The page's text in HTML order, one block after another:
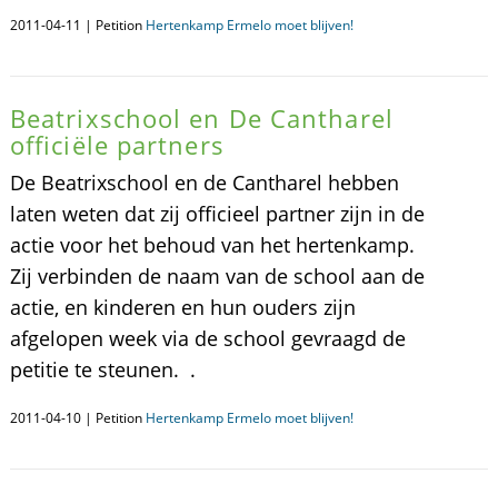
2011-04-11 | Petition Hertenkamp Ermelo moet blijven!
Beatrixschool en De Cantharel
officiële partners
De Beatrixschool en de Cantharel hebben
laten weten dat zij officieel partner zijn in de
actie voor het behoud van het hertenkamp.
Zij verbinden de naam van de school aan de
actie, en kinderen en hun ouders zijn
afgelopen week via de school gevraagd de
petitie te steunen. .
2011-04-10 | Petition Hertenkamp Ermelo moet blijven!